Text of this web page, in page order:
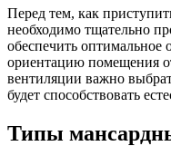
Перед тем, как
необходимо тщательно
обеспечить оптимальное
ориентацию помещения
вентиляции важно
будет способствовать
Типы